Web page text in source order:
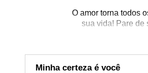
O amor torna todos
sua vida! Pare de
Minha certeza é você